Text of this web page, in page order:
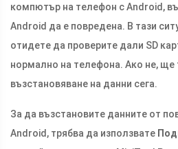
компютър на телефон с Android,
Android да е повредена. В тази
отидете да проверите дали SD
нормално на телефона. Ако не, ще
възстановяване на данни сега.
За да възстановите данните от
Android, трябва да използвате